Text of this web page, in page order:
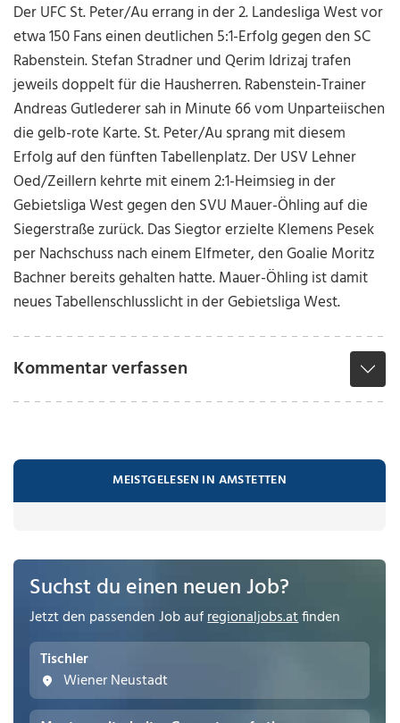
Der UFC St. Peter/Au errang in der 2. Landesliga West vor
etwa 150 Fans einen deutlichen 5:1-Erfolg gegen den SC
Rabenstein. Stefan Stradner und Qerim Idrizaj trafen
jeweils doppelt für die Hausherren. Rabenstein-Trainer
Andreas Gutlederer sah in Minute 66 vom Unparteiischen
die gelb-rote Karte. St. Peter/Au sprang mit diesem
Erfolg auf den fünften Tabellenplatz. Der USV Lehner
Oed/Zeillern kehrte mit einem 2:1-Heimsieg in der
Gebietsliga West gegen den SVU Mauer-Öhling auf die
Siegerstraße zurück. Das Siegtor erzielte Klemens Pesek
per Nachschuss nach einem Elfmeter, den Goalie Moritz
Bachner bereits gehalten hatte. Mauer-Öhling ist damit
neues Tabellenschlusslicht in der Gebietsliga West.
Kommentar verfassen
MEISTGELESEN IN AMSTETTEN
Suchst du einen neuen Job?
Jetzt den passenden Job aufregionaljobs.atfinden
Tischler
Wiener Neustadt